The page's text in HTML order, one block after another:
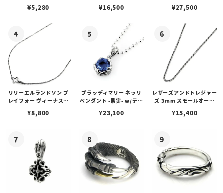
¥5,280 ¥16,500 ¥27,500
リリーエルランドソン プ
レイフォー ヴィーナスチ
¥8,800
ブラッディマリー ネッリ
ペンダント -果実- w/ティ
¥23,100
レザーズアンドトレジャー
ズ 3mm スモールオーバ
ブスタークラスプ＆LTロ
¥15,400